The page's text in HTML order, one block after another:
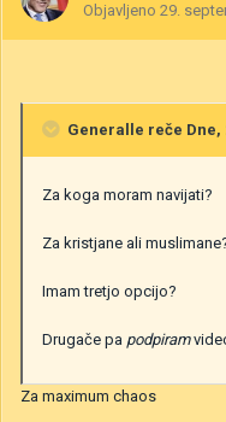
Objavljeno 29.
Generalle reče Dne,
Za koga moram navijati?
Za kristjane ali
Imam tretjo opcijo?
Drugače pa podpiram
Za maximum chaos